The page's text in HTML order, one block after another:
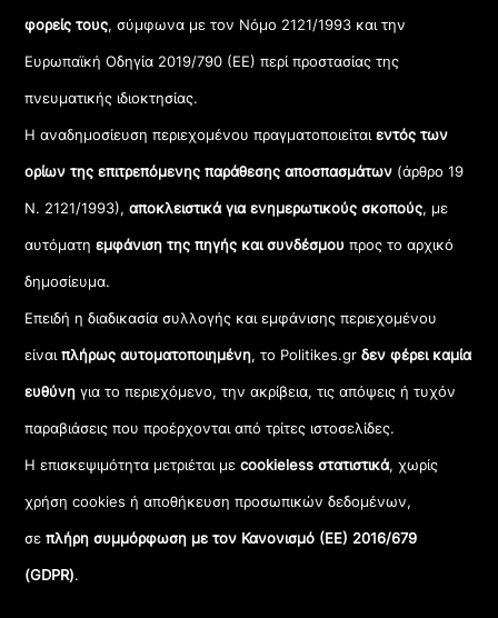
φορείς τους, σύμφωνα με τον Νόμο 2121/1993 και την
Ευρωπαϊκή Οδηγία 2019/790 (ΕΕ) περί προστασίας της
πνευματικής ιδιοκτησίας.
Η αναδημοσίευση περιεχομένου πραγματοποιείταιεντός των
ορίων της επιτρεπόμενης παράθεσης αποσπασμάτων (άρθρο 19
Ν. 2121/1993), αποκλειστικά για ενημερωτικούς σκοπούς, με
αυτόματηεμφάνιση της πηγής και συνδέσμου προς το αρχικό
δημοσίευμα.
Επειδή η διαδικασία συλλογής και εμφάνισης περιεχομένου
είναιπλήρως αυτοματοποιημένη, το Politikes.grδεν φέρει καμία
ευθύνη για το περιεχόμενο, την ακρίβεια, τις απόψεις ή τυχόν
παραβιάσεις που προέρχονται από τρίτες ιστοσελίδες.
Η επισκεψιμότητα μετριέται μεcookieless στατιστικά, χωρίς
χρήση cookies ή αποθήκευση προσωπικών δεδομένων,
σεπλήρη συμμόρφωση με τον Κανονισμό (ΕΕ) 2016/679
(GDPR).